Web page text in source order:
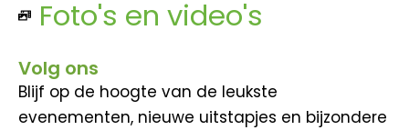
Foto's en video's
Volg ons
Blijf op de hoogte van de leukste
evenementen, nieuwe uitstapjes en bijzondere